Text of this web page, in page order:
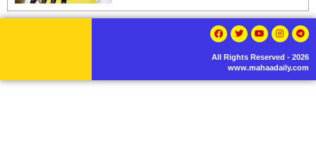
All Rights Reserved - 2026
www.mahaadaily.com